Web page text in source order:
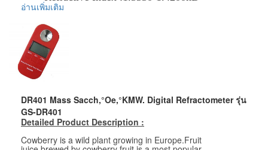
ราคาสินค้ารวม VAT แล้ว
จัดส่งฟรี โดย Kerry Express หรือ EMS
รับประกันสินค้า 1-2 ปี
อ่านเพิ่มเติม
DR401 Mass Sacch,°Oe,°KMW. Digital Refractometer รุ่น
GS-DR401
Detailed Product Description :
Cowberry is a wild plant growing in Europe.Fruit